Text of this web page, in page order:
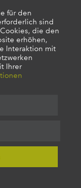
für den
sind
die den
erhöhen,
Interaktion mit
Ihrer